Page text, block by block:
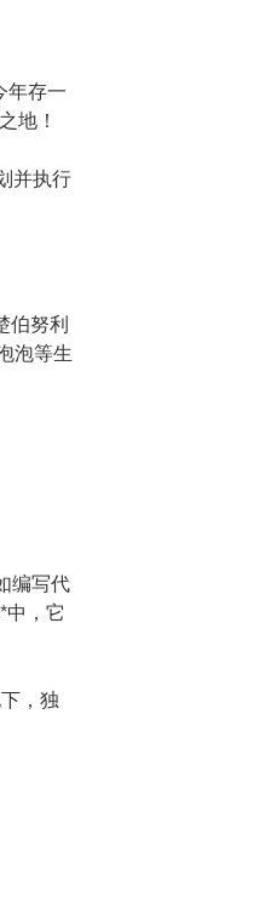
年存一
地！
并执行
伯努利
泡等生
编写代
中，它
，独